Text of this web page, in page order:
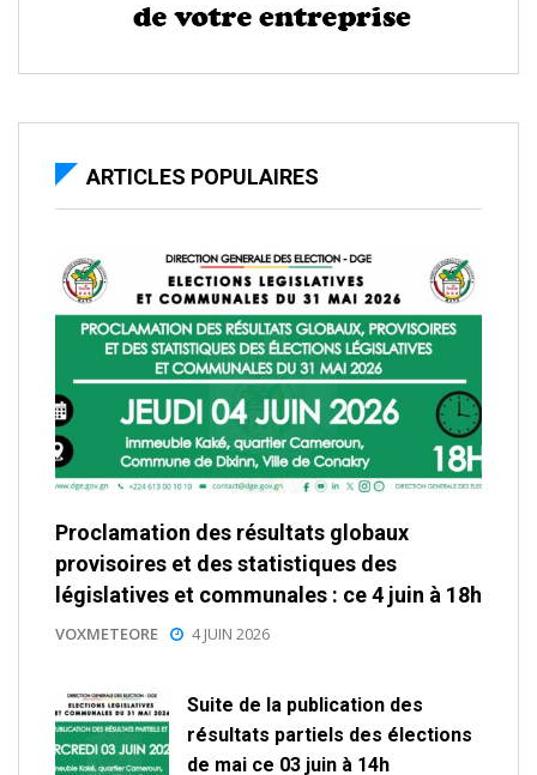
ARTICLES POPULAIRES
Proclamation des résultats globaux
provisoires et des statistiques des
législatives et communales : ce 4 juin à 18h
VOXMETEORE 4 JUIN 2026
Suite de la publication des
résultats partiels des élections
de mai ce 03 juin à 14h